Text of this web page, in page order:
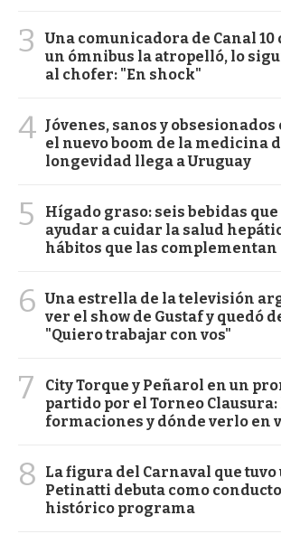
3
Una comunicadora de Canal
un ómnibus la atropelló, lo
al chofer: "En shock"
4 Jóvenes, sanos y
el nuevo boom de la medicina
longevidad llega a Uruguay
5
Hígado graso: seis bebidas
ayudar a cuidar la salud
hábitos que las complementan
6 Una estrella de la televisión
ver el show de Gustaf y quedó
"Quiero trabajar con vos"
7
City Torque y Peñarol en un
partido por el Torneo Clausura:
formaciones y dónde verlo en
8
La figura del Carnaval que tuvo
Petinatti debuta como
histórico programa